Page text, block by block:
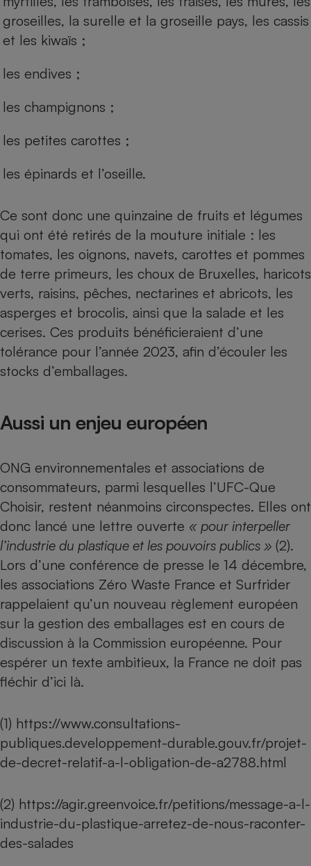
groseilles, la surelle et la groseille pays, les cassis
et les kiwaïs ;
les endives ;
les champignons ;
les petites carottes ;
les épinards et l’oseille.
Ce sont donc une quinzaine de fruits et légumes
qui ont été retirés de la mouture initiale : les
tomates, les oignons, navets, carottes et pommes
de terre primeurs, les choux de Bruxelles, haricots
verts, raisins, pêches, nectarines et abricots, les
asperges et brocolis, ainsi que la salade et les
cerises. Ces produits bénéficieraient d’une
tolérance pour l’année 2023, afin d’écouler les
stocks d’emballages.
Aussi un enjeu européen
ONG environnementales et associations de
consommateurs, parmi lesquelles l’UFC-Que
Choisir, restent néanmoins circonspectes. Elles ont
donc lancé une lettre ouverte « pour interpeller
l’industrie du plastique et les pouvoirs publics » (2).
Lors d’une conférence de presse le 14 décembre,
les associations Zéro Waste France et Surfrider
rappelaient qu’un nouveau règlement européen
sur la gestion des emballages est en cours de
discussion à la Commission européenne. Pour
espérer un texte ambitieux, la France ne doit pas
fléchir d’ici là.
(1) https://www.consultations-
publiques.developpement-durable.gouv.fr/projet-
de-decret-relatif-a-l-obligation-de-a2788.html
(2) https://agir.greenvoice.fr/petitions/message-a-l-
industrie-du-plastique-arretez-de-nous-raconter-
des-salades